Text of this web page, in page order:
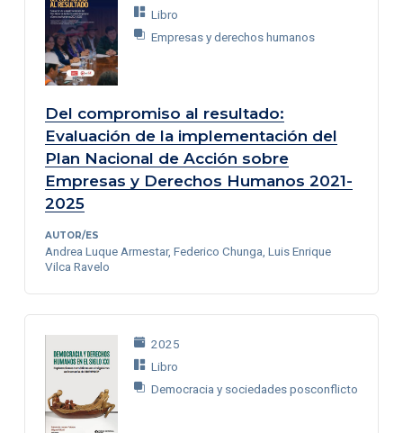
Libro
Empresas y derechos humanos
Del compromiso al resultado:
Evaluación de la implementación del
Plan Nacional de Acción sobre
Empresas y Derechos Humanos 2021-
2025
AUTOR/ES
Andrea Luque Armestar, Federico Chunga, Luis Enrique
Vilca Ravelo
2025
Libro
Democracia y sociedades posconflicto